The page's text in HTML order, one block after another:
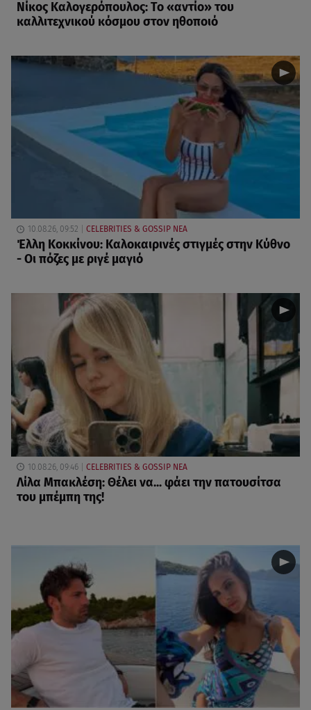
Νίκος Καλογερόπουλος: Το «αντίο» του
καλλιτεχνικού κόσμου στον ηθοποιό
10.08.26, 09:52 CELEBRITIES & GOSSIP ΝΕΑ
Έλλη Κοκκίνου: Καλοκαιρινές στιγμές στην Κύθνο
- Οι πόζες με ριγέ μαγιό
10.08.26, 09:46 CELEBRITIES & GOSSIP ΝΕΑ
Λίλα Μπακλέση: Θέλει να... φάει την πατουσίτσα
του μπέμπη της!